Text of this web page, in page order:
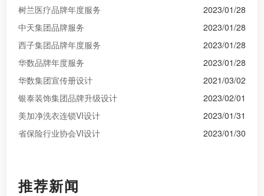
2023/01/28
树兰医疗品牌年度服务
2023/01/28
中天集团品牌服务
2023/01/28
西子集团品牌年度服务
2023/01/28
华数品牌年度服务
2021/03/02
华数集团宣传册设计
2023/02/01
银泰装饰集团品牌升级设计
2023/01/31
美加净洗衣连锁VI设计
2023/01/30
省保险行业协会VI设计
推荐新闻